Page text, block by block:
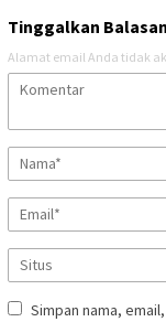
Tinggalkan Balasan
Alamat email Anda tidak
Simpan nama,